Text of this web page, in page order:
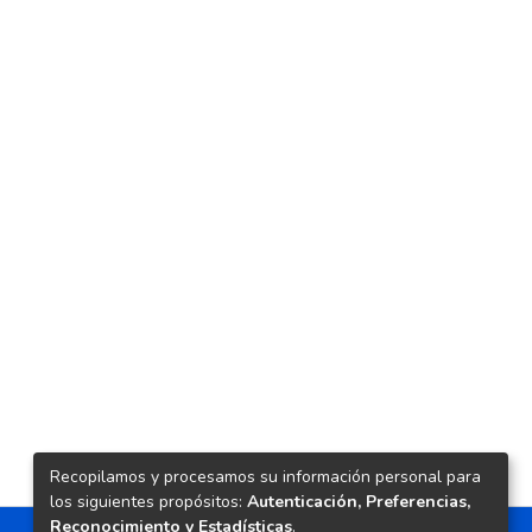
Recopilamos y procesamos su información personal para
los siguientes propósitos: Autenticación, Preferencias,
Reconocimiento y Estadísticas.